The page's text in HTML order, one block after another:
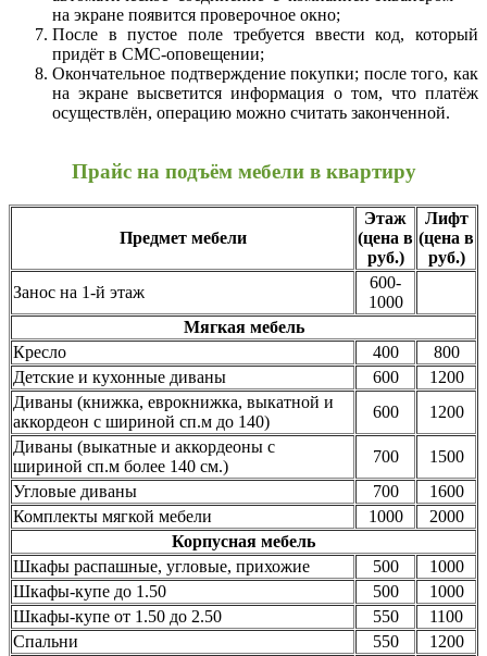
на экране появится проверочное окно;
После в пустое поле требуется ввести код, который
придёт в СМС-оповещении;
Окончательное подтверждение покупки; после того, как
на экране высветится информация о том, что платёж
осуществлён, операцию можно считать законченной.
Прайс на подъём мебели в квартиру
Предмет мебели
Этаж
(цена в
руб.)
Лифт
(цена в
руб.)
Занос на 1-й этаж
600-
1000
Мягкая мебель
Кресло
400
800
Детские и кухонные диваны
600
1200
Диваны (книжка, еврокнижка, выкатной и
аккордеон с шириной сп.м до 140)
600
1200
Диваны (выкатные и аккордеоны с
шириной сп.м более 140 см.)
700
1500
Угловые диваны
700
1600
Комплекты мягкой мебели
1000
2000
Корпусная мебель
Шкафы распашные, угловые, прихожие
500
1000
Шкафы-купе до 1.50
500
1000
Шкафы-купе от 1.50 до 2.50
550
1100
Спальни
550
1200